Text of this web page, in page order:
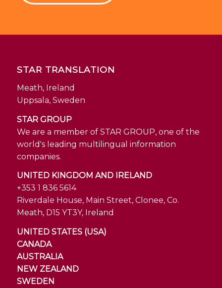
STAR TRANSLATION
Meath, Ireland
Uppsala, Sweden
STAR GROUP
We are a member of STAR GROUP, one of the
world's leading multilingual information
companies.
UNITED KINGDOM AND IRELAND
+353 1 836 5614
Riverdale House, Main Street, Clonee, Co.
Meath, D15 YT3Y, Ireland
UNITED STATES (USA)
CANADA
AUSTRALIA
NEW ZEALAND
SWEDEN